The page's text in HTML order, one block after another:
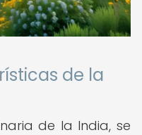
de la
de la India, se